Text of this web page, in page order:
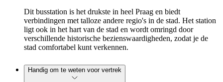
Dit busstation is het drukste in heel Praag en biedt
verbindingen met talloze andere regio's in de stad. Het station
ligt ook in het hart van de stad en wordt omringd door
verschillende historische bezienswaardigheden, zodat je de
stad comfortabel kunt verkennen.
Handig om te weten voor vertrek